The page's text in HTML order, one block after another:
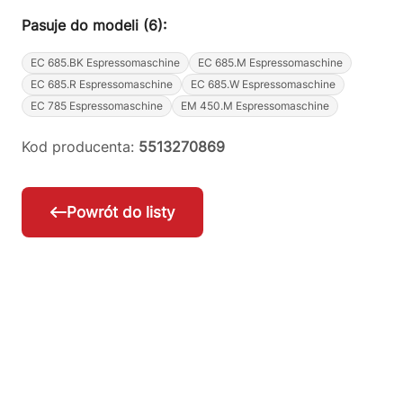
Pasuje do modeli (6):
EC 685.BK Espressomaschine
EC 685.M Espressomaschine
EC 685.R Espressomaschine
EC 685.W Espressomaschine
EC 785 Espressomaschine
EM 450.M Espressomaschine
Kod producenta: 5513270869
Powrót do listy